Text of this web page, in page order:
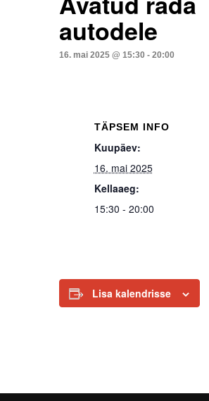
autodele
16. mai 2025 @ 15:30 - 20:00
TÄPSEM INFO
Kuupäev:
16. mai 2025
Kellaaeg:
15:30 - 20:00
Lisa kalendrisse